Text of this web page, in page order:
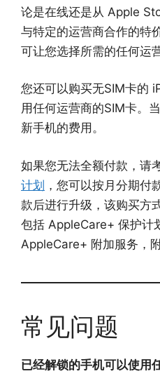
论是在线还是从 Apple
与特定的运营商合作的特
可让您选择所需的任何运
您还可以购买无SIM卡的
用任何运营商的SIM卡。
新手机的费用。
如果您无法全额付款，请
计划 ，您可以按月分期付
款后进行升级，该购买方
包括 AppleCare+ 保护计
AppleCare+ 附加服务，
常见问题
已经解锁的手机可以使用